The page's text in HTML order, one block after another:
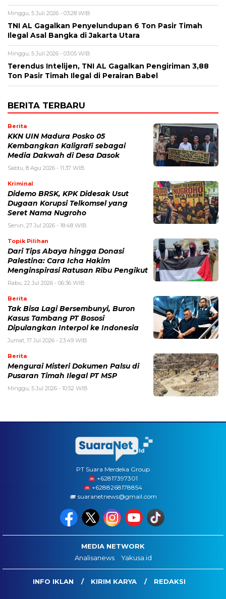
Minggu, 5 Juli 2026 - 03:28 WIB
TNI AL Gagalkan Penyelundupan 6 Ton Pasir Timah
Ilegal Asal Bangka di Jakarta Utara
Minggu, 5 Juli 2026 - 03:05 WIB
Terendus Intelijen, TNI AL Gagalkan Pengiriman 3,88
Ton Pasir Timah Ilegal di Perairan Babel
BERITA TERBARU
Berita
KKN UIN Madura Posko 05
Kembangkan Kaligrafi sebagai
Media Dakwah di Desa Dasok
Sabtu, 8 Agu 2026 - 11:37 WIB
Kriminal
Didemo BRSK, KPK Didesak Usut
Dugaan Korupsi Telkomsel yang
Seret Nama Nugroho
Senin, 27 Jul 2026 - 18:48 WIB
Topik Pilihan
Dari Tips Abaya hingga Donasi
Palestina: Cara Icha Hakim
Menginspirasi Ratusan Ribu Pengikut
Rabu, 22 Jul 2026 - 06:36 WIB
Berita
Tak Bisa Lagi Bersembunyi, Buron
Kasus Tambang PT Bososi
Dipulangkan Interpol ke Indonesia
Jumat, 17 Jul 2026 - 23:49 WIB
Berita
Mengurai Misteri Dokumen Palsu di
Pusaran Timah Ilegal PT MSP
Minggu, 5 Jul 2026 - 10:52 WIB
PT Suara Merdeka Group
‪+62817397301
+6288268178854
suaranetnews@gmail.com
MEDIA NETWORK
Analisanews
Yakusa.id
INFO IKLAN KIRIM KARYA REDAKSI